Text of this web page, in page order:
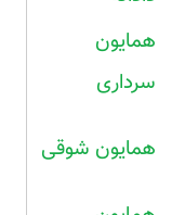
همایون
سرداری
همایون شوقی